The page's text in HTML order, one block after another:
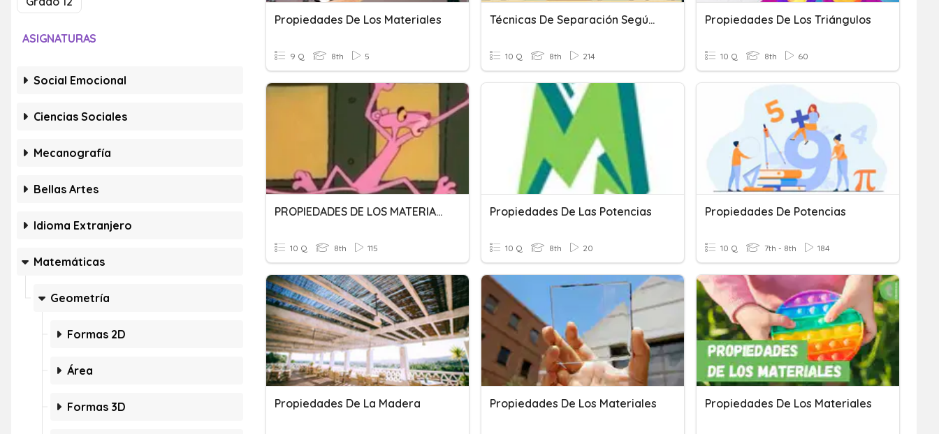
ASIGNATURAS
Social Emocional
Ciencias Sociales
Mecanografía
Bellas Artes
Idioma Extranjero
Matemáticas
Geometría
Formas 2D
Área
Formas 3D
Propiedades De Los Materiales
9 Q 8th 5
Técnicas De Separación Según Propiedades
10 Q 8th 214
Propiedades De Los Triángulos
10 Q 8th 60
PROPIEDADES DE LOS MATERIALES
10 Q 8th 115
Propiedades De Las Potencias
10 Q 8th 20
Propiedades De Potencias
10 Q 7th - 8th 184
Propiedades De La Madera Propiedades De Los Materiales Propiedades De Los Materiales